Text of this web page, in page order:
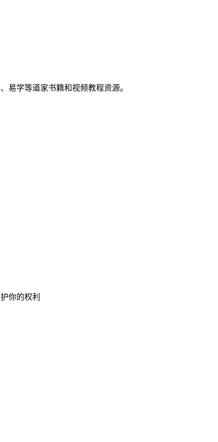
易学等道家书籍和视频教程资源。
你的权利